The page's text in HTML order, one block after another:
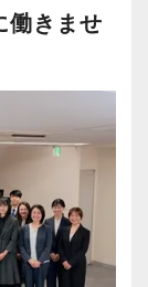
パートで
ます。
働きゆく
ワ)がいま
境です。
る方など
働きませ